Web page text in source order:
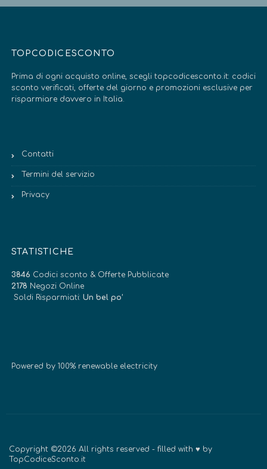
TOPCODICESCONTO
Prima di ogni acquisto online, scegli topcodicesconto.it: codici
sconto verificati, offerte del giorno e promozioni esclusive per
risparmiare davvero in Italia.
Contatti
Termini del servizio
Privacy
STATISTICHE
3846 Codici sconto & Offerte Pubblicate
2178 Negozi Online
Soldi Risparmiati: Un bel po’
Powered by 100% renewable electricity
Copyright ©2026 All rights reserved - filled with ♥ by
TopCodiceSconto.it